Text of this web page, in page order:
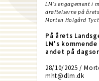
LM's engagement i
drøftelserne på
Morten Holgård
På årets
LM's
andet på
28/10/2025 /
mht@dlm.dk